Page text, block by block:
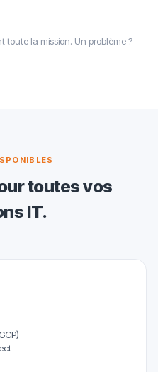
toute la mission. Un problème ?
toutes vos
IT.